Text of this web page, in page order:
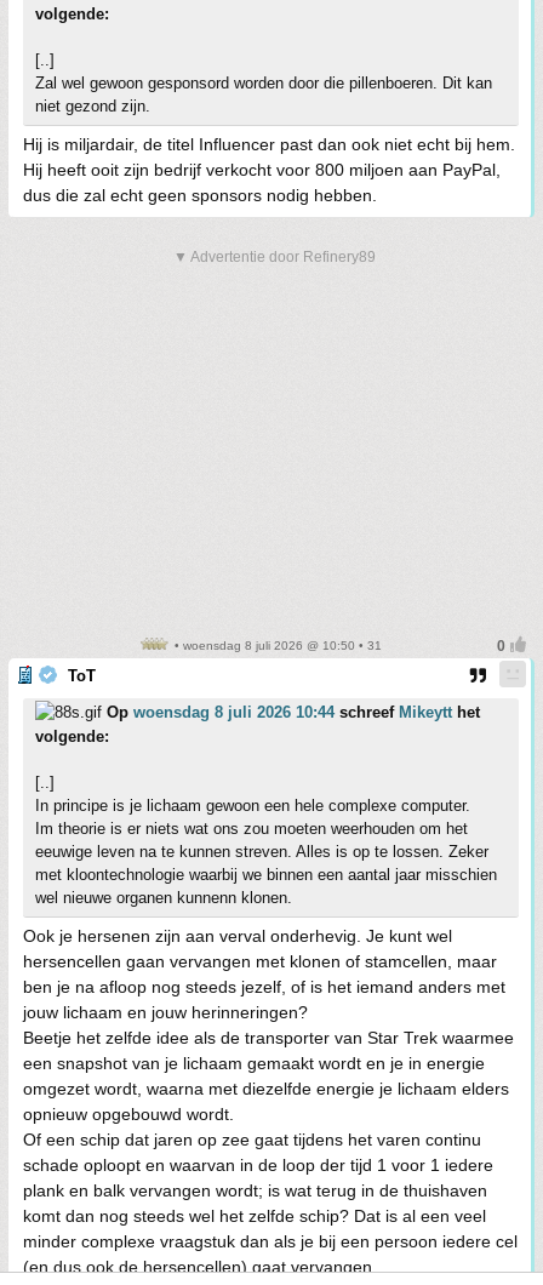
volgende:
[..]
Zal wel gewoon gesponsord worden door die pillenboeren. Dit kan
niet gezond zijn.
Hij is miljardair, de titel Influencer past dan ook niet echt bij hem.
Hij heeft ooit zijn bedrijf verkocht voor 800 miljoen aan PayPal,
dus die zal echt geen sponsors nodig hebben.
▼ Advertentie door Refinery89
• woensdag 8 juli 2026 @ 10:50 • 31
ToT
Op woensdag 8 juli 2026 10:44schreef Mikeytt het
volgende:
[..]
In principe is je lichaam gewoon een hele complexe computer.
Im theorie is er niets wat ons zou moeten weerhouden om het
eeuwige leven na te kunnen streven. Alles is op te lossen. Zeker
met kloontechnologie waarbij we binnen een aantal jaar misschien
wel nieuwe organen kunnenn klonen.
Ook je hersenen zijn aan verval onderhevig. Je kunt wel
hersencellen gaan vervangen met klonen of stamcellen, maar
ben je na afloop nog steeds jezelf, of is het iemand anders met
jouw lichaam en jouw herinneringen?
Beetje het zelfde idee als de transporter van Star Trek waarmee
een snapshot van je lichaam gemaakt wordt en je in energie
omgezet wordt, waarna met diezelfde energie je lichaam elders
opnieuw opgebouwd wordt.
Of een schip dat jaren op zee gaat tijdens het varen continu
schade oploopt en waarvan in de loop der tijd 1 voor 1 iedere
plank en balk vervangen wordt; is wat terug in de thuishaven
komt dan nog steeds wel het zelfde schip? Dat is al een veel
minder complexe vraagstuk dan als je bij een persoon iedere cel
(en dus ook de hersencellen) gaat vervangen.